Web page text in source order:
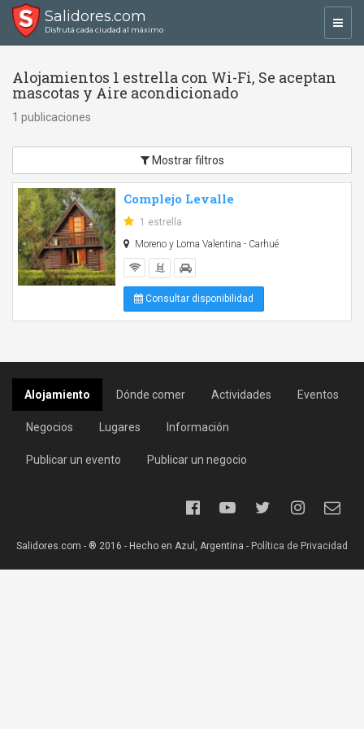
Salidores.com
Disfrutá cada ciudad al máximo
Alojamientos 1 estrella con Wi-Fi, Se aceptan
mascotas y Aire acondicionado
1 publicaciones
Mostrar filtros
Complejo Levalle
1 estrella
Moreno y Loma Valentina - Carhué
Consultar disponibilidad
Alojamiento Dónde comer Actividades Eventos
Negocios Lugares Información
Publicar un evento Publicar un negocio
Salidores.com - ® 2016 - Hecho en Azul, Argentina - Política de Privacidad